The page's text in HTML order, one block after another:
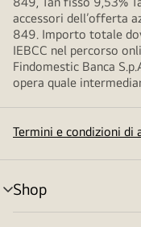
accessori dell’offerta
849. Importo totale
IEBCC nel percorso
Findomestic Banca
opera quale
Termini e condizioni di
Shop
Attivazione
menu